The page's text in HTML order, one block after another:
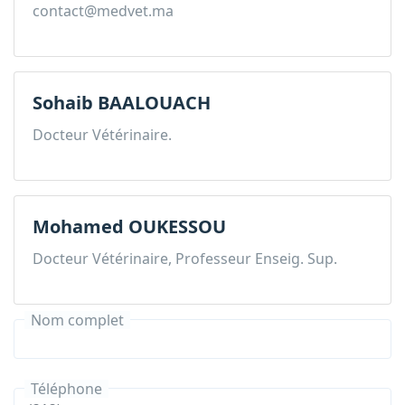
contact@medvet.ma
Sohaib BAALOUACH
Docteur Vétérinaire.
Mohamed OUKESSOU
Docteur Vétérinaire, Professeur Enseig. Sup.
Nom complet
Téléphone